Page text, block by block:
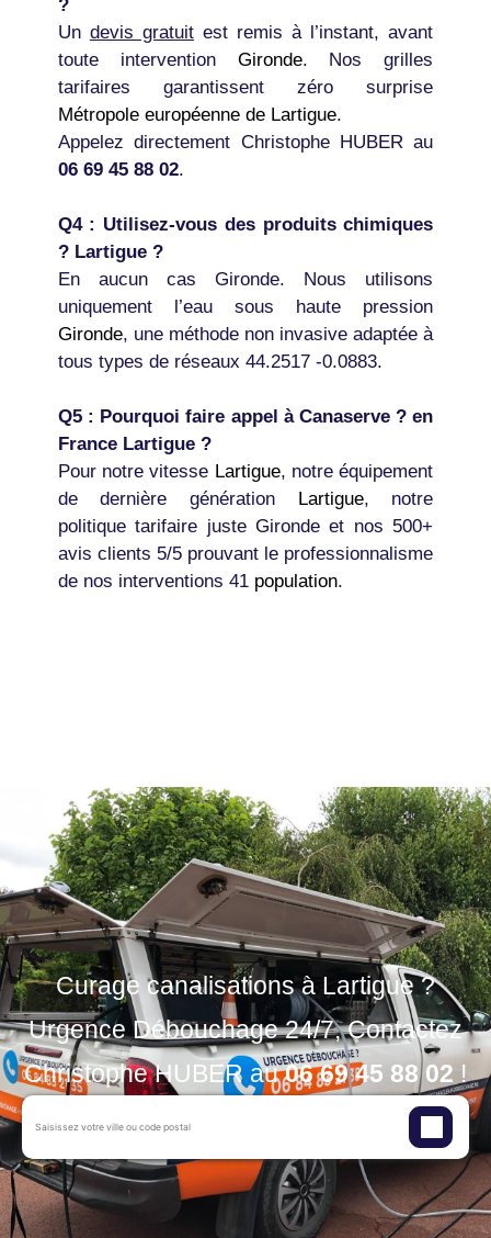
?
Un devis gratuitest remis à l’instant, avant
toute intervention Gironde. Nos grilles
tarifaires garantissent zéro surprise
Métropole européenne de Lartigue.
Appelez directement Christophe HUBER au
06 69 45 88 02.
Q4 : Utilisez-vous des produits chimiques
? Lartigue ?
En aucun cas Gironde. Nous utilisons
uniquement l’eau sous haute pression
Gironde, une méthode non invasive adaptée à
tous types de réseaux 44.2517 -0.0883.
Q5 : Pourquoi faire appel à Canaserve ? en
France Lartigue ?
Pour notre vitesse Lartigue, notre équipement
de dernière génération Lartigue, notre
politique tarifaire juste Gironde et nos 500+
avis clients 5/5 prouvant le professionnalisme
de nos interventions 41 population.
Curage canalisations à Lartigue ?
Urgence Débouchage 24/7, Contactez
Christophe HUBER au06 69 45 88 02 !